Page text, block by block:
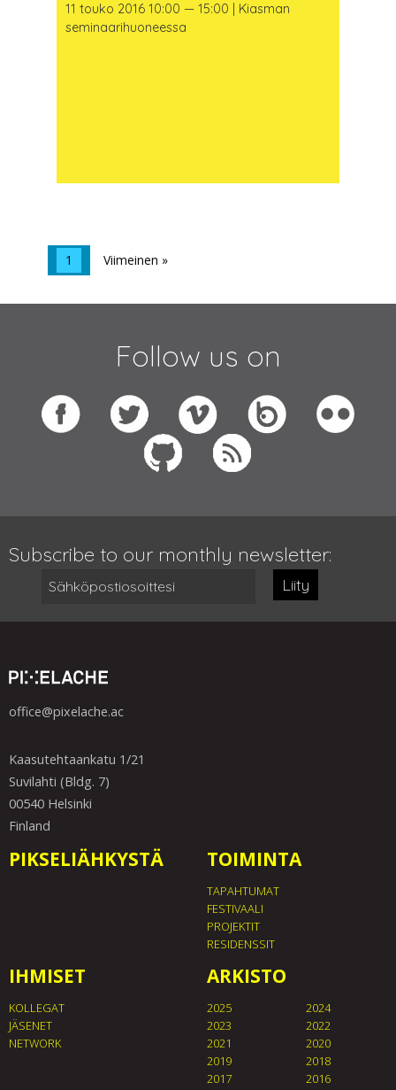
11 touko 2016 10:00 — 15:00 | Kiasman
seminaarihuoneessa
1 Viimeinen »
Follow us on
Subscribe to our monthly newsletter:
Liity
office@pixelache.ac
Kaasutehtaankatu 1/21
Suvilahti (Bldg. 7)
00540 Helsinki
Finland
PIKSELIÄHKYSTÄ TOIMINTA
TAPAHTUMAT
FESTIVAALI
PROJEKTIT
RESIDENSSIT
IHMISET
KOLLEGAT
JÄSENET
NETWORK
ARKISTO
2025
2024
2023
2022
2021
2020
2019
2018
2017
2016